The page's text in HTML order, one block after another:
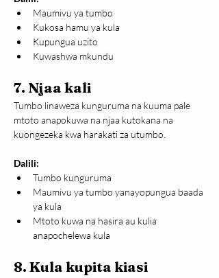
Maumivu ya tumbo
Kukosa hamu ya kula
Kupungua uzito
Kuwashwa mkundu
7. Njaa kali
Tumbo linaweza kunguruma na kuuma pale
mtoto anapokuwa na njaa kutokana na
kuongezeka kwa harakati za utumbo.
Dalili:
Tumbo kunguruma
Maumivu ya tumbo yanayopungua baada
ya kula
Mtoto kuwa na hasira au kulia
anapochelewa kula
8. Kula kupita kiasi